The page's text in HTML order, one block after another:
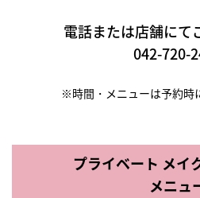
電話または店舗にて
042-720-
※時間・メニューは予約時
プライベート メイ
メニュ